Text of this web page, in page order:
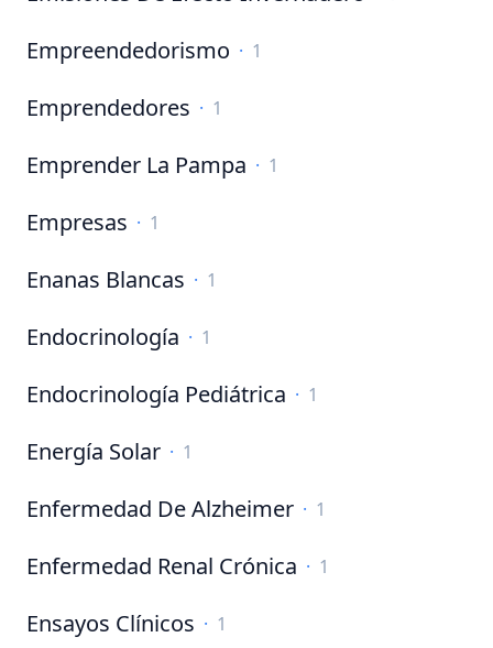
Empreendedorismo · 1
Emprendedores · 1
Emprender La Pampa · 1
Empresas · 1
Enanas Blancas · 1
Endocrinología · 1
Endocrinología Pediátrica · 1
Energía Solar · 1
Enfermedad De Alzheimer · 1
Enfermedad Renal Crónica · 1
Ensayos Clínicos · 1